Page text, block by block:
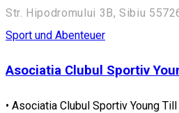
Str. Hipodromului 3B, Sibiu
Sport und Abenteuer
Asociatia Clubul Sportiv
• Asociatia Clubul Sportiv Young